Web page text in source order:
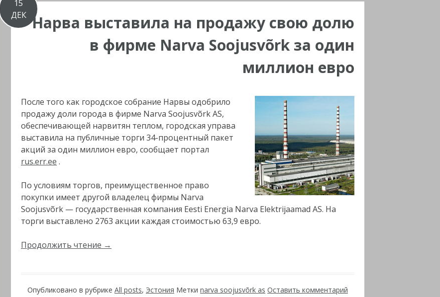
15
ДЕК Нарва выставила на продажу свою долю
в фирме Narva Soojusvõrk за один
миллион евро
После того как городское собрание Нарвы одобрило
продажу доли города в фирме Narva Soojusvõrk AS,
обеспечивающей нарвитян теплом, городская управа
выставила на публичные торги 34-процентный пакет
акций за один миллион евро, сообщает портал
rus.err.ee .
По условиям торгов, преимущественное право
покупки имеет другой владелец фирмы Narva
Soojusvõrk — государственная компания Eesti Energia Narva Elektrijaamad AS. На
торги выставлено 2763 акции каждая стоимостью 63,9 евро.
Продолжить чтение →
Опубликовано в рубрике All posts, Эстония Метки narva soojusvõrk as Оставить комментарий